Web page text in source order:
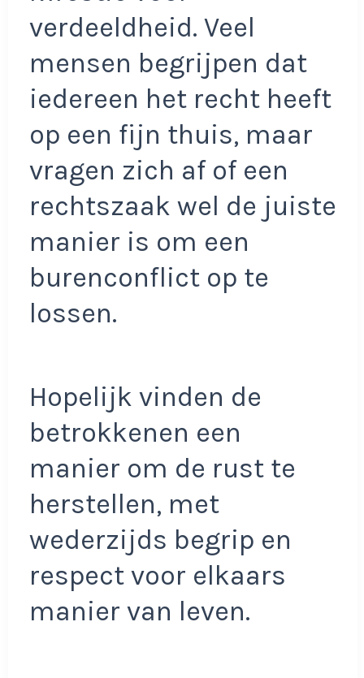
verdeeldheid. Veel
mensen begrijpen dat
iedereen het recht heeft
op een fijn thuis, maar
vragen zich af of een
rechtszaak wel de juiste
manier is om een
burenconflict op te
lossen.
Hopelijk vinden de
betrokkenen een
manier om de rust te
herstellen, met
wederzijds begrip en
respect voor elkaars
manier van leven.